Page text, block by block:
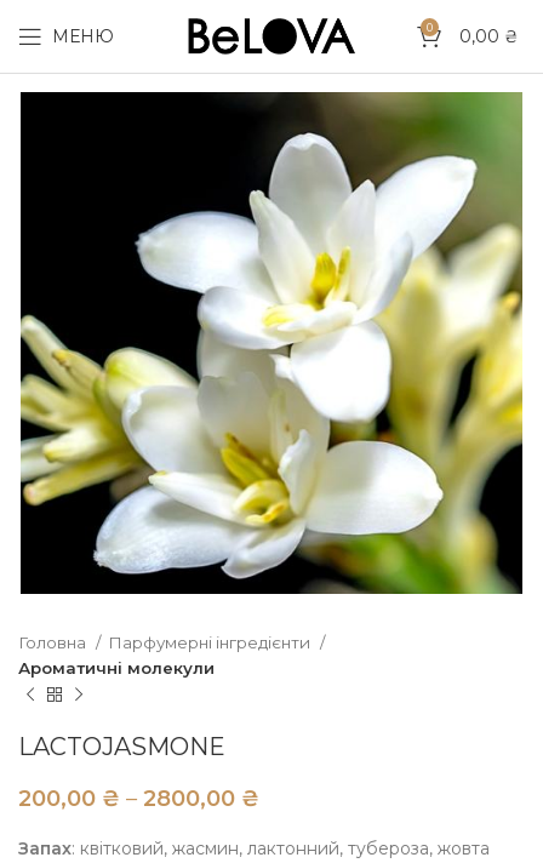
МЕНЮ 0 0,00 ₴
Головна
Парфумерні інгредієнти
Ароматичні молекули
LACTOJASMONE
₴ ₴
Запах: квітковий, жасмин, лактонний, тубероза, жовта